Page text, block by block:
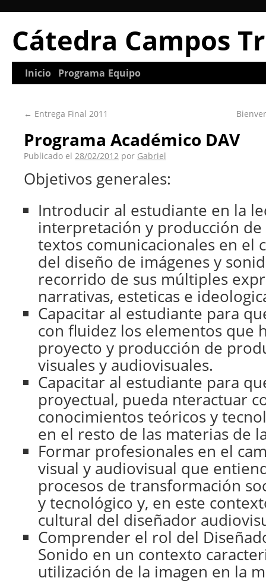
Cátedra Campos
Inicio Programa Equipo
← Entrega Final 2011
Programa Académico DAV
Publicado el 28/02/2012 por Gabriel
Objetivos generales:
Introducir al estudiante en la
interpretación y producción de
textos comunicacionales en el
del diseño de imágenes y
recorrido de sus múltiples
narrativas, esteticas e
Capacitar al estudiante para
con fluidez los elementos que
proyecto y producción de
visuales y audiovisuales.
Capacitar al estudiante para
proyectual, pueda nteractuar
conocimientos teóricos y
en el resto de las materias de
Formar profesionales en el
visual y audiovisual que
procesos de transformación
y tecnológico y, en este
cultural del diseñador
Comprender el rol del
Sonido en un contexto
utilización de la imagen en la